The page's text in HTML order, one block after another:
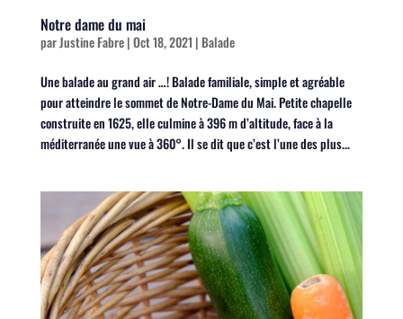
Notre dame du mai
parJustine Fabre|Oct 18, 2021 | Balade
Une balade au grand air …! Balade familiale, simple et agréable
pour atteindre le sommet de Notre-Dame du Mai. Petite chapelle
construite en 1625, elle culmine à 396 m d’altitude, face à la
méditerranée une vue à 360°. Il se dit que c’est l’une des plus...